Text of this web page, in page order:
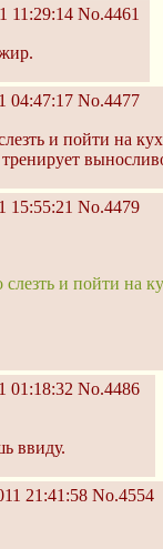
11:29:14 No.4461
04:47:17 No.4477
и пойти на
15:55:21 No.4479
слезть и пойти на
01:18:32 No.4486
ввиду.
21:41:58 No.4554